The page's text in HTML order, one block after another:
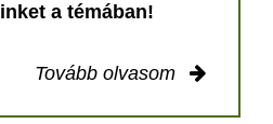
a témában!
Tovább olvasom